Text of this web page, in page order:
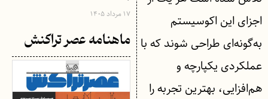
اجزای این اکوسیستم
به‌گونه‌ای طراحی شوند که با
عملکردی یکپارچه و
هم‌افزایی، بهترین تجربه را
۱۷ مرداد ۱۴۰۵
ماهنامه عصر تراکنش